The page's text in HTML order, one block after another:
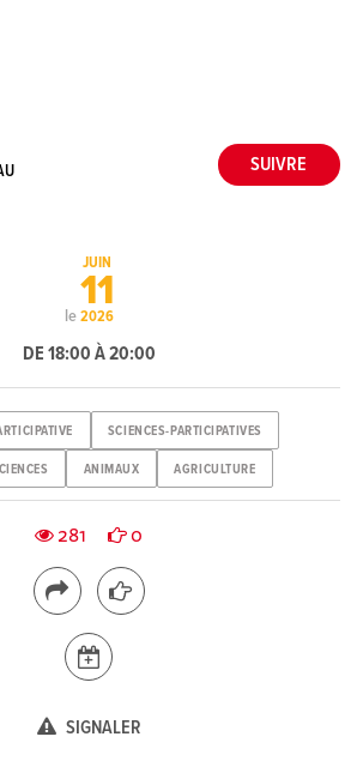
le
JUIN
11
2026
DE 18:00 À 20:00
SCIENCES-PARTICIPATIVES
ANIMAUX AGRICULTURE
281 0
SIGNALER